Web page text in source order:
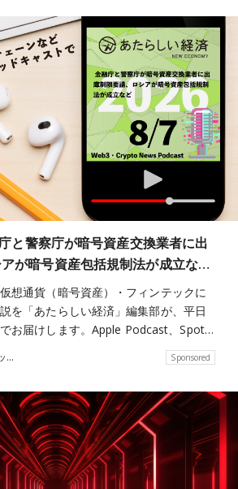
と警察庁が暗号資産交換業者に出
が暗号資産包括規制法が成立な…
想通貨（暗号資産）・フィンテックに
を「あたらしい経済」編集部が、平日
お届けします。Apple Podcast、Spot…
あたらしい経済ポッドキャスト Sponsored